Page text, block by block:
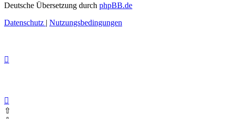
Deutsche Übersetzung durch phpBB.de
Datenschutz | Nutzungsbedingungen
⇧